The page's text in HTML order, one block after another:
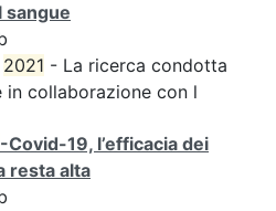
sangue
2021 - La ricerca condotta
in collaborazione con l
-Covid-19, l’efficacia dei
resta alta